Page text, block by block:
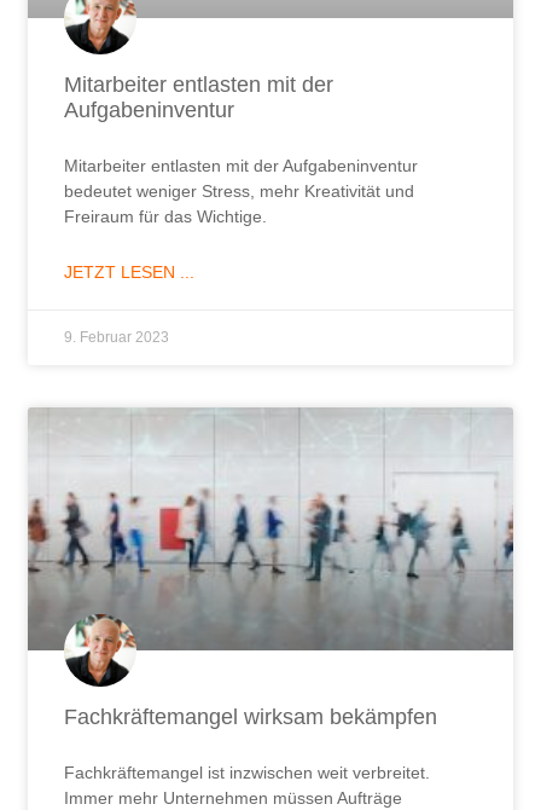
Mitarbeiter entlasten mit der
Aufgabeninventur
Mitarbeiter entlasten mit der Aufgabeninventur
bedeutet weniger Stress, mehr Kreativität und
Freiraum für das Wichtige.
JETZT LESEN ...
9. Februar 2023
Fachkräftemangel wirksam bekämpfen
Fachkräftemangel ist inzwischen weit verbreitet.
Immer mehr Unternehmen müssen Aufträge